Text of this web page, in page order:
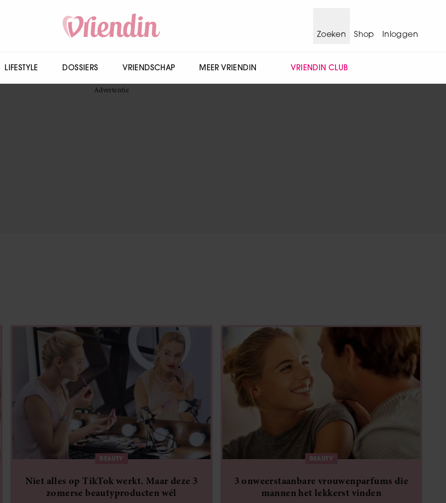
Zoeken
Shop Inloggen
LIFESTYLE DOSSIERS VRIENDSCHAP MEER VRIENDIN VRIENDIN CLUB
BEAUTY
Niet alles op TikTok werkt. Maar deze 3
zomerse beautyproducten wél
BEAUTY
3 onweerstaanbare vrouwenparfums die
mannen het lekkerst vinden